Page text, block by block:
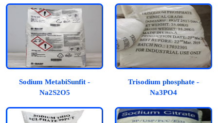
Sodium MetabiSunfit -
Na2S2O5
Trisodium phosphate -
Na3PO4